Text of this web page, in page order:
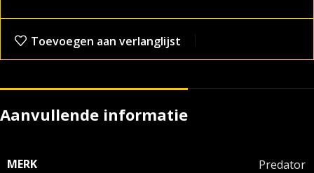
Toevoegen aan verlanglijst
Aanvullende informatie
MERK Predator